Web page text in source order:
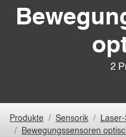
2
Produkte Sensorik
Bewegungssensoren